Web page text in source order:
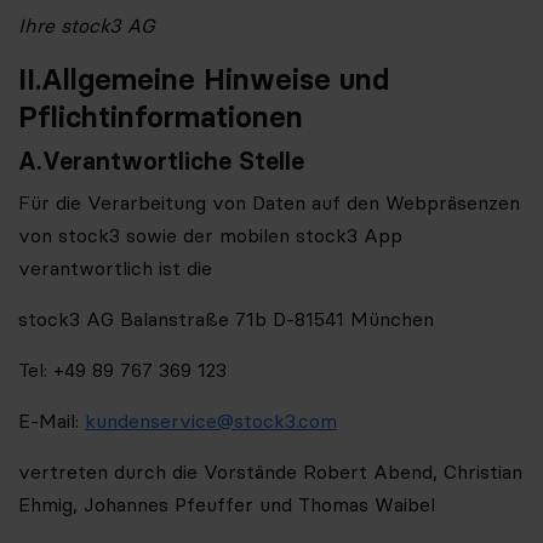
Ihre stock3 AG
II.Allgemeine Hinweise und
Pflichtinformationen
A.Verantwortliche Stelle
Für die Verarbeitung von Daten auf den Webpräsenzen
von stock3 sowie der mobilen stock3 App
verantwortlich ist die
stock3 AG Balanstraße 71b D-81541 München
Tel: +49 89 767 369 123
E-Mail: kundenservice@stock3.com
vertreten durch die Vorstände Robert Abend, Christian
Ehmig, Johannes Pfeuffer und Thomas Waibel